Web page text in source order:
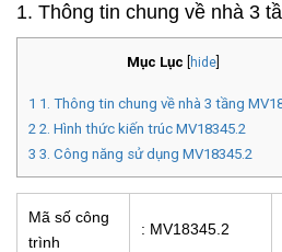
1. Thông tin chung về nhà 3
Mục Lục hide
1 1. Thông tin chung về nhà 3 tầng
2 2. Hình thức kiến trúc MV18345.2
3 3. Công năng sử dụng MV18345.2
Mã số công
trình
: MV18345.2